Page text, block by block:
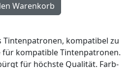
Tintenpatronen, kompatibel zu
für kompatible Tintenpatronen.
für höchste Qualität. Farb-